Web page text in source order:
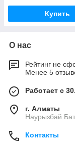
Купить
О нас
Рейтинг не
Менее 5
Работает с
г. Алматы
Наурызбай
Контакты